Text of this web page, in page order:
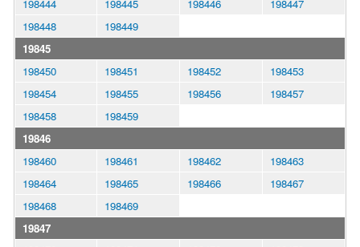
198444
198445 198446
198447
198448
198449
19845
198450
198451 198452
198453
198454
198455 198456
198457
198458
198459
19846
198460
198461 198462
198463
198464
198465 198466
198467
198468
198469
19847